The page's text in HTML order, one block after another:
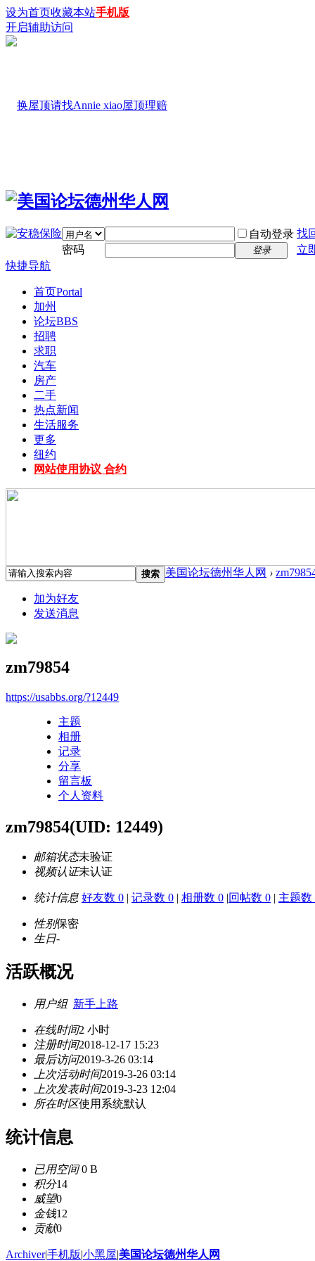
设为首页收藏本站手机版
开启辅助访问
自动登录 找
密码
登录
立
快捷导航
首页Portal
加州
论坛BBS
招聘
求职
汽车
房产
二手
热点新闻
生活服务
更多
纽约
网站使用协议 合约
搜索 美国论坛德州华人网 ›
加为好友
发送消息
zm79854
https://usabbs.org/?12449
主题
相册
记录
分享
留言板
个人资料
zm79854(UID: 12449)
邮箱状态未验证
视频认证未认证
统计信息 好友数 0 | 记录数 0 | 相册数 0 |回帖数 0 | 主题数
性别保密
生日-
活跃概况
用户组 新手上路
在线时间2 小时
注册时间2018-12-17 15:23
最后访问2019-3-26 03:14
上次活动时间2019-3-26 03:14
上次发表时间2019-3-23 12:04
所在时区使用系统默认
统计信息
已用空间0 B
积分14
威望0
金钱12
贡献0
Archiver|手机版|小黑屋|美国论坛德州华人网